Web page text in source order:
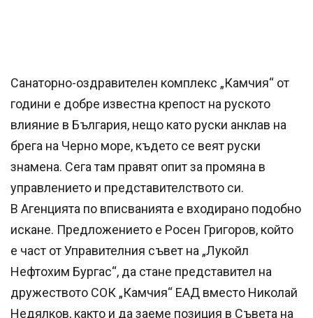
Санаторно-оздравителен комплекс „Камчия“ от
години е добре известна крепост на руското
влияние в България, нещо като руски анклав на
брега на Черно море, където се веят руски
знамена. Сега там правят опит за промяна в
управлението и представителството си.
В Агенцията по вписванията е входирано подобно
искане. Предложението е Росен Григоров, който
е част от Управителния съвет на „Лукойл
Нефтохим Бургас“, да стане представител на
дружеството СОК „Камчия“ ЕАД вместо Николай
Недялков, както и да заеме позиция в Съвета на